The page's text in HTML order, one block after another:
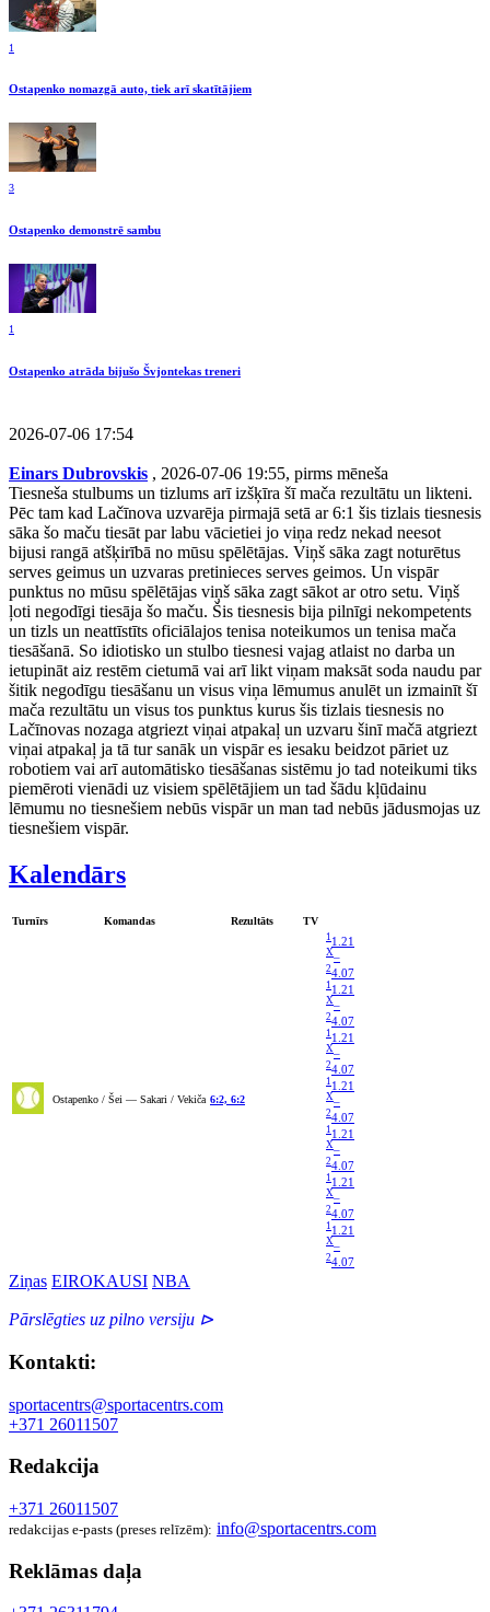
1
Ostapenko nomazgā auto, tiek arī skatītājiem
3
Ostapenko demonstrē sambu
1
Ostapenko atrāda bijušo Švjontekas treneri
2026-07-06 17:54
Einars Dubrovskis , 2026-07-06 19:55, pirms mēneša
Tiesneša stulbums un tizlums arī izšķīra šī mača rezultātu un likteni.
Pēc tam kad Lačīnova uzvarēja pirmajā setā ar 6:1 šis tizlais tiesnesis
sāka šo maču tiesāt par labu vācietiei jo viņa redz nekad neesot
bijusi rangā atšķirībā no mūsu spēlētājas. Viņš sāka zagt noturētus
serves geimus un uzvaras pretinieces serves geimos. Un vispār
punktus no mūsu spēlētājas viņš sāka zagt sākot ar otro setu. Viņš
ļoti negodīgi tiesāja šo maču. Šis tiesnesis bija pilnīgi nekompetents
un tizls un neattīstīts oficiālajos tenisa noteikumos un tenisa mača
tiesāšanā. So idiotisko un stulbo tiesnesi vajag atlaist no darba un
ietupināt aiz restēm cietumā vai arī likt viņam maksāt soda naudu par
šitik negodīgu tiesāšanu un visus viņa lēmumus anulēt un izmainīt šī
mača rezultātu un visus tos punktus kurus šis tizlais tiesnesis no
Lačīnovas nozaga atgriezt viņai atpakaļ un uzvaru šinī mačā atgriezt
viņai atpakaļ ja tā tur sanāk un vispār es iesaku beidzot pāriet uz
robotiem vai arī automātisko tiesāšanas sistēmu jo tad noteikumi tiks
piemēroti vienādi uz visiem spēlētājiem un tad šādu kļūdainu
lēmumu no tiesnešiem nebūs vispār un man tad nebūs jādusmojas uz
tiesnešiem vispār.
Kalendārs
Turnīrs Komandas Rezultāts TV
Ostapenko / Šei — Sakari / Vekiča 6:2, 6:2
1 1.21
X–
24.07
1 1.21
X–
24.07
1 1.21
X–
24.07
1 1.21
X–
24.07
1 1.21
X–
24.07
1 1.21
X–
24.07
1 1.21
X–
24.07
Ziņas EIROKAUSI NBA
Pārslēgties uz pilno versiju ⊳
Kontakti:
sportacentrs@sportacentrs.com
+371 26011507
Redakcija
+371 26011507
redakcijas e-pasts (preses relīzēm): info@sportacentrs.com
Reklāmas daļa